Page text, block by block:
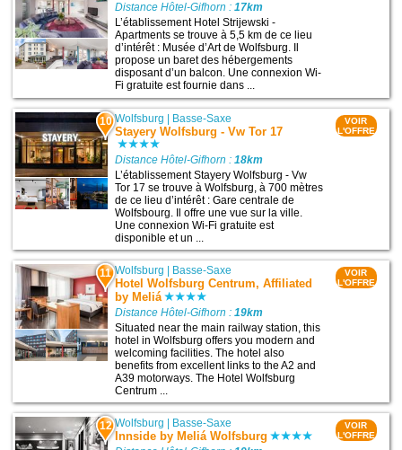
Distance Hôtel-Gifhorn :17km
L’établissement Hotel Strijewski -
Apartments se trouve à 5,5 km de ce lieu
d’intérêt : Musée d’Art de Wolfsburg. Il
propose un baret des hébergements
disposant d’un balcon. Une connexion Wi-
Fi gratuite est fournie dans ...
10 Wolfsburg | Basse-Saxe
Stayery Wolfsburg - Vw Tor 17
Distance Hôtel-Gifhorn :18km
L’établissement Stayery Wolfsburg - Vw
Tor 17 se trouve à Wolfsburg, à 700 mètres
de ce lieu d’intérêt : Gare centrale de
Wolfsbourg. Il offre une vue sur la ville.
Une connexion Wi-Fi gratuite est
disponible et un ...
VOIR
L'OFFRE
11 Wolfsburg | Basse-Saxe
Hotel Wolfsburg Centrum, Affiliated
by Meliá
Distance Hôtel-Gifhorn :19km
Situated near the main railway station, this
hotel in Wolfsburg offers you modern and
welcoming facilities. The hotel also
benefits from excellent links to the A2 and
A39 motorways. The Hotel Wolfsburg
Centrum ...
VOIR
L'OFFRE
12 Wolfsburg | Basse-Saxe
Innside by Meliá Wolfsburg
VOIR
L'OFFRE